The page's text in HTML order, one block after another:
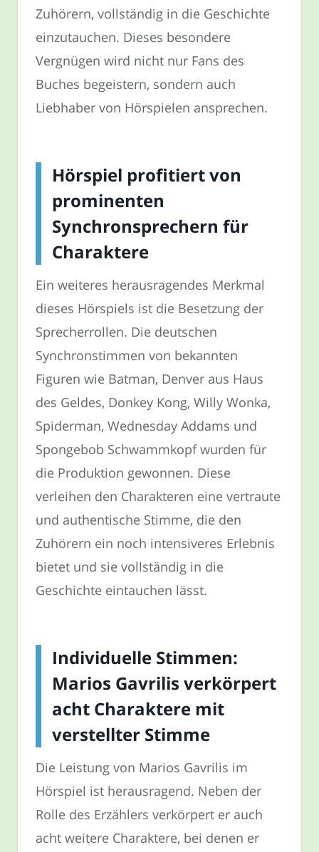
Zuhörern, vollständig in die Geschichte
einzutauchen. Dieses besondere
Vergnügen wird nicht nur Fans des
Buches begeistern, sondern auch
Liebhaber von Hörspielen ansprechen.
Hörspiel profitiert von
prominenten
Synchronsprechern für
Charaktere
Ein weiteres herausragendes Merkmal
dieses Hörspiels ist die Besetzung der
Sprecherrollen. Die deutschen
Synchronstimmen von bekannten
Figuren wie Batman, Denver aus Haus
des Geldes, Donkey Kong, Willy Wonka,
Spiderman, Wednesday Addams und
Spongebob Schwammkopf wurden für
die Produktion gewonnen. Diese
verleihen den Charakteren eine vertraute
und authentische Stimme, die den
Zuhörern ein noch intensiveres Erlebnis
bietet und sie vollständig in die
Geschichte eintauchen lässt.
Individuelle Stimmen:
Marios Gavrilis verkörpert
acht Charaktere mit
verstellter Stimme
Die Leistung von Marios Gavrilis im
Hörspiel ist herausragend. Neben der
Rolle des Erzählers verkörpert er auch
acht weitere Charaktere, bei denen er